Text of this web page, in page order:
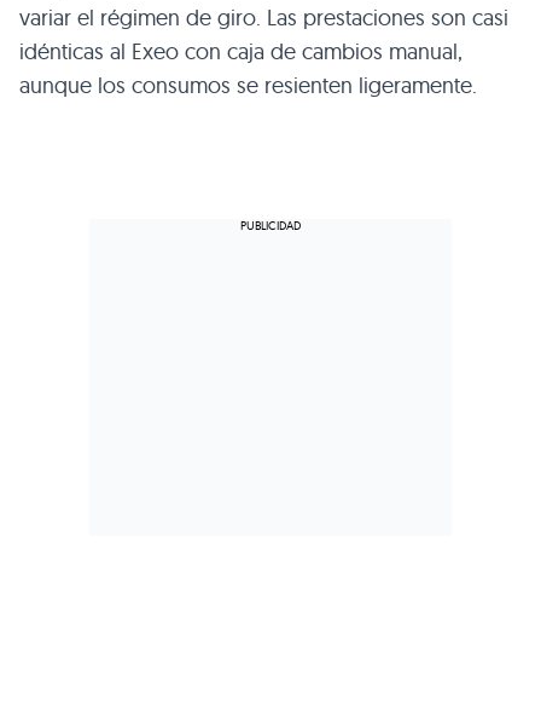
variar el régimen de giro. Las prestaciones son casi
idénticas al Exeo con caja de cambios manual,
aunque los consumos se resienten ligeramente.